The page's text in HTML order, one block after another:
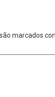
marcados